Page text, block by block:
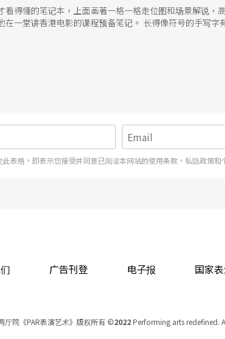
得懂的笔记本，上面画著一格一格走位图和场景解说，
在一堂讲香港电影的课程预备笔记。 长得像符号的手写
剧拍的发展、切入社会阶级矛盾的主题流行等，俨然自成
。从小看到大，一开始就建立了我看戏的角度，说不影
此表格，即表示您接受并同意已阅读本网站的使用条款，私隐政策和
广告刊登 电子报 国家
厅院《PAR表演艺术》版权所有 ©2022Performing arts redefined.